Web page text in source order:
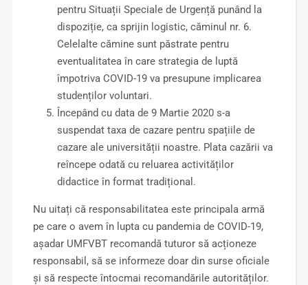
pentru Situații Speciale de Urgență punând la
dispoziție, ca sprijin logistic, căminul nr. 6.
Celelalte cămine sunt păstrate pentru
eventualitatea în care strategia de luptă
împotriva COVID-19 va presupune implicarea
studenților voluntari.
Începând cu data de 9 Martie 2020 s-a
suspendat taxa de cazare pentru spațiile de
cazare ale universității noastre. Plata cazării va
reîncepe odată cu reluarea activităților
didactice în format tradițional.
Nu uitați că responsabilitatea este principala armă
pe care o avem în lupta cu pandemia de COVID-19,
așadar UMFVBT recomandă tuturor să acționeze
responsabil, să se informeze doar din surse oficiale
și să respecte întocmai recomandările autorităților.